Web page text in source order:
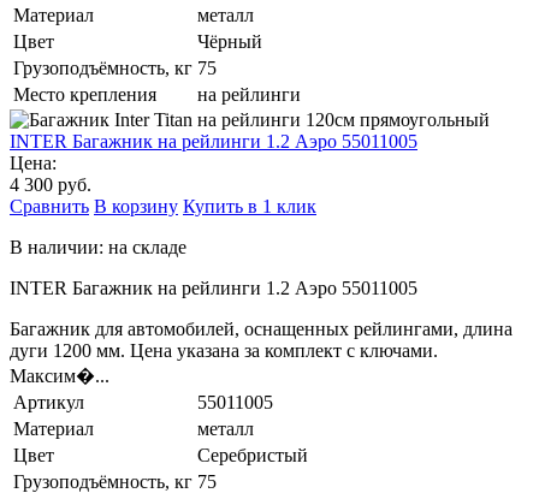
Материал
металл
Цвет
Чёрный
Грузоподъёмность, кг 75
Место крепления
на рейлинги
INTER Багажник на рейлинги 1.2 Аэро 55011005
Цена:
4 300 руб.
Сравнить В корзину Купить в 1 клик
В наличии: на складе
INTER Багажник на рейлинги 1.2 Аэро 55011005
Багажник для автомобилей, оснащенных рейлингами, длина
дуги 1200 мм. Цена указана за комплект с ключами.
Максим�...
Артикул
55011005
Материал
металл
Цвет
Серебристый
Грузоподъёмность, кг 75